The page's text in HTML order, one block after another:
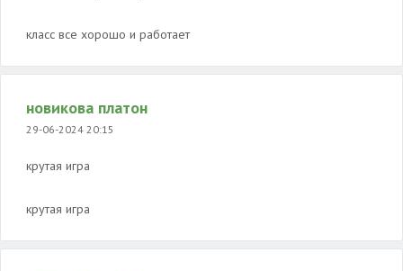
класс все хорошо и работает
новикова платон
29-06-2024 20:15
крутая игра
крутая игра